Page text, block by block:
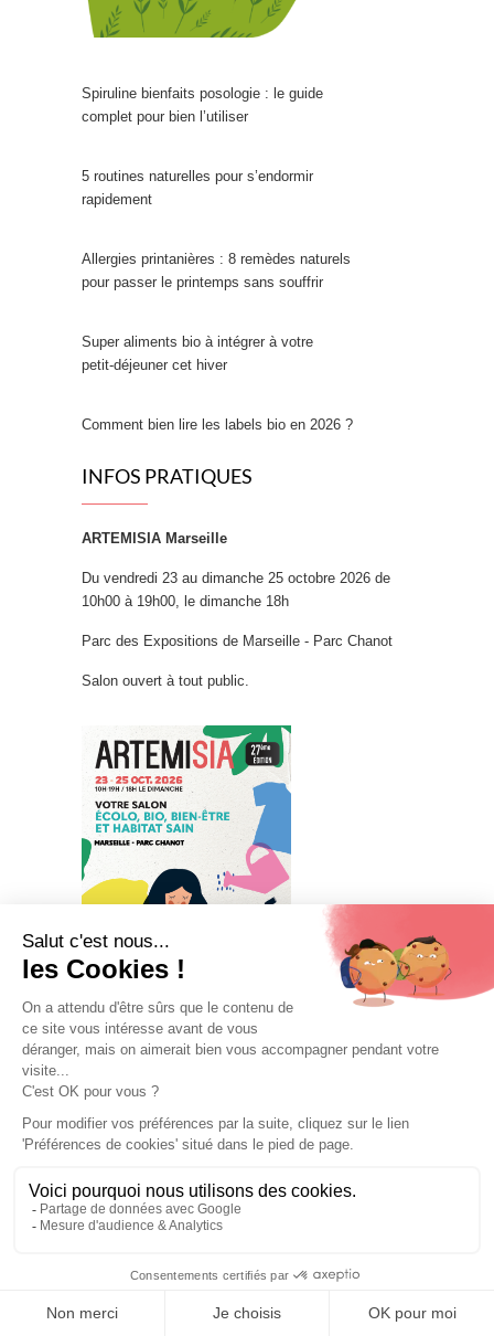
Spiruline bienfaits posologie : le guide
complet pour bien l’utiliser
5 routines naturelles pour s’endormir
rapidement
Allergies printanières : 8 remèdes naturels
pour passer le printemps sans souffrir
Super aliments bio à intégrer à votre
petit‑déjeuner cet hiver
Comment bien lire les labels bio en 2026 ?
INFOS PRATIQUES
ARTEMISIA Marseille
Du vendredi 23 au dimanche 25 octobre 2026 de
10h00 à 19h00, le dimanche 18h
Parc des Expositions de Marseille - Parc Chanot
Salon ouvert à tout public.
INFOS PRATIQUES
VOTRE ENTRÉE GRATUITE
Mentions légales et données personnelles